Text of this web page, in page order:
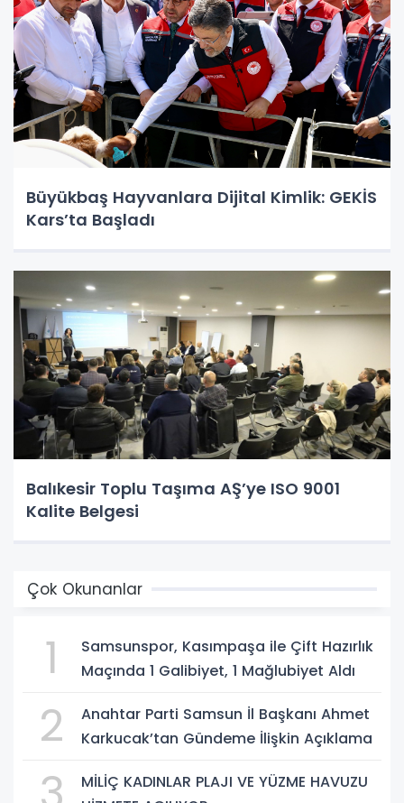
Büyükbaş Hayvanlara Dijital Kimlik: GEKİS
Kars’ta Başladı
Balıkesir Toplu Taşıma AŞ’ye ISO 9001
Kalite Belgesi
Çok Okunanlar
1
Samsunspor, Kasımpaşa ile Çift Hazırlık
Maçında 1 Galibiyet, 1 Mağlubiyet Aldı
2
Anahtar Parti Samsun İl Başkanı Ahmet
Karkucak’tan Gündeme İlişkin Açıklama
MİLİÇ KADINLAR PLAJI VE YÜZME HAVUZU